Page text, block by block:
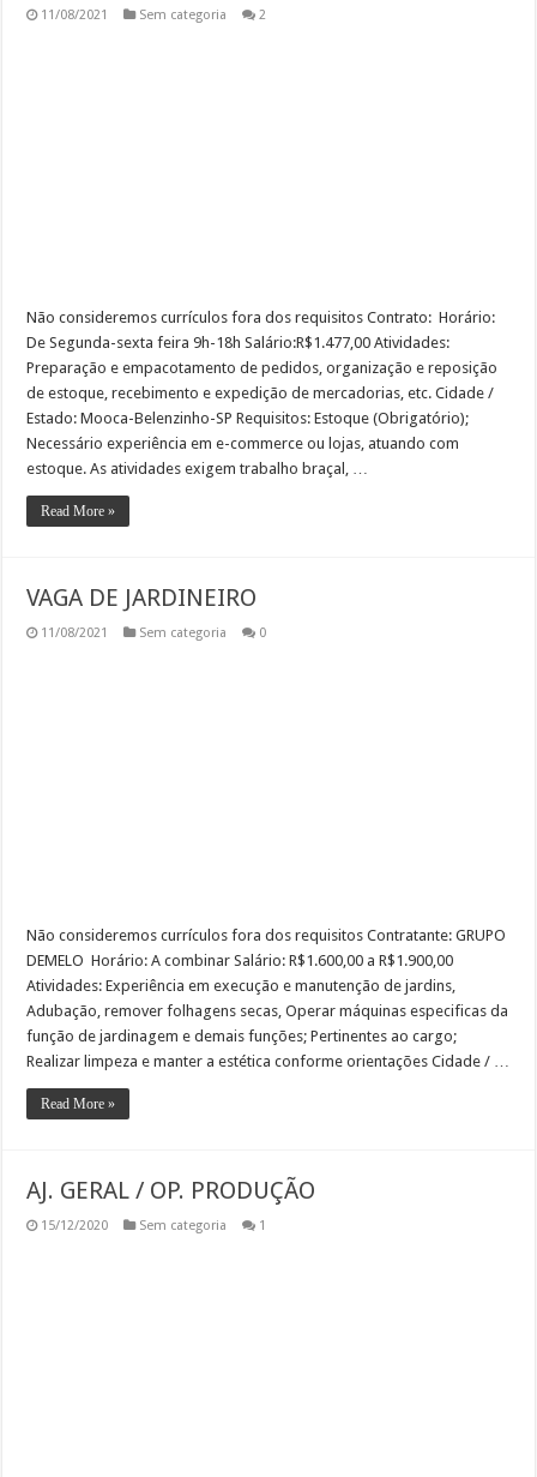
11/08/2021 Sem categoria 2
Não consideremos currículos fora dos requisitos Contrato: Horário:
De Segunda-sexta feira 9h-18h Salário:R$1.477,00 Atividades:
Preparação e empacotamento de pedidos, organização e reposição
de estoque, recebimento e expedição de mercadorias, etc. Cidade /
Estado: Mooca-Belenzinho-SP Requisitos: Estoque (Obrigatório);
Necessário experiência em e-commerce ou lojas, atuando com
estoque. As atividades exigem trabalho braçal, …
Read More »
VAGA DE JARDINEIRO
11/08/2021 Sem categoria 0
Não consideremos currículos fora dos requisitos Contratante: GRUPO
DEMELO Horário: A combinar Salário: R$1.600,00 a R$1.900,00
Atividades: Experiência em execução e manutenção de jardins,
Adubação, remover folhagens secas, Operar máquinas especificas da
função de jardinagem e demais funções; Pertinentes ao cargo;
Realizar limpeza e manter a estética conforme orientações Cidade / …
Read More »
AJ. GERAL / OP. PRODUÇÃO
15/12/2020 Sem categoria 1